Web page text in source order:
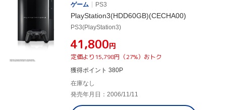
ゲーム
PS3
PlayStation3(HDD60GB)(CECHA00)
PS3(PlayStation3)
¥41,800円
定価より15,798円（27%）おトク
獲得ポイント 380P
在庫なし
発売年月日：2006/11/11